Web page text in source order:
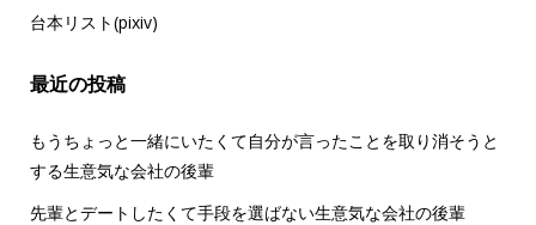
台本リスト(pixiv)
最近の投稿
もうちょっと一緒にいたくて自分が言ったことを取り消そうと
する生意気な会社の後輩
先輩とデートしたくて手段を選ばない生意気な会社の後輩